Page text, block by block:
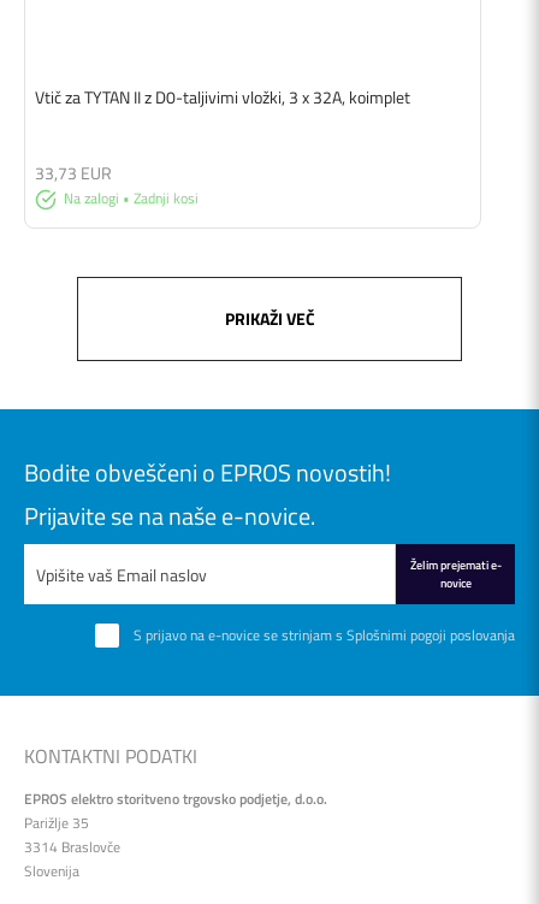
Vtič za TYTAN II z D0-taljivimi vložki, 3 x 32A, koimplet
Na zalogi • Zadnji kosi
33,73 EUR
PRIKAŽI VEČ
Bodite obveščeni o EPROS novostih!
Prijavite se na naše e-novice.
Želim prejemati e-
novice
S prijavo na e-novice se strinjam s Splošnimi pogoji poslovanja
KONTAKTNI PODATKI
EPROS elektro storitveno trgovsko podjetje, d.o.o.
Parižlje 35
3314 Braslovče
Slovenija